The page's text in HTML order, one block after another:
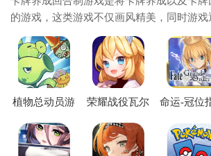
的游戏，这类游戏不仅画风精美，同时游
会让玩家可以更加沉浸感受游戏的世界，并
然是卡牌回合制的玩法，但是不同的游戏也
植物总动员游
荣耀战役瓦尔
命运-冠位